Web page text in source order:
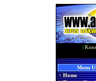
Menu
· Home